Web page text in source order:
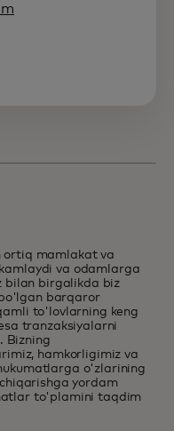
ortiq mamlakat va
va odamlarga
bilan birgalikda biz
barqaror
to'lovlarning keng
tranzaksiyalarni
Bizning
hamkorligimiz va
o'zlarining
yordam
to'plamini taqdim